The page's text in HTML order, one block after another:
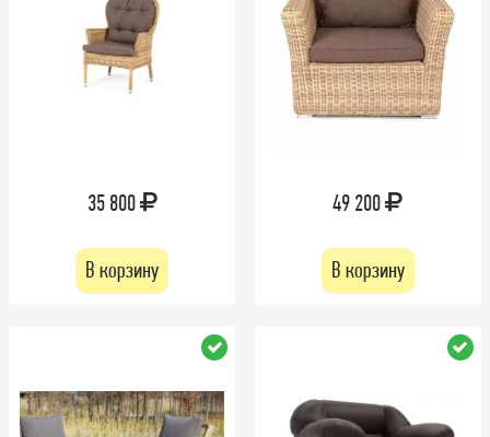
35 800
В корзину
49 200
В корзину